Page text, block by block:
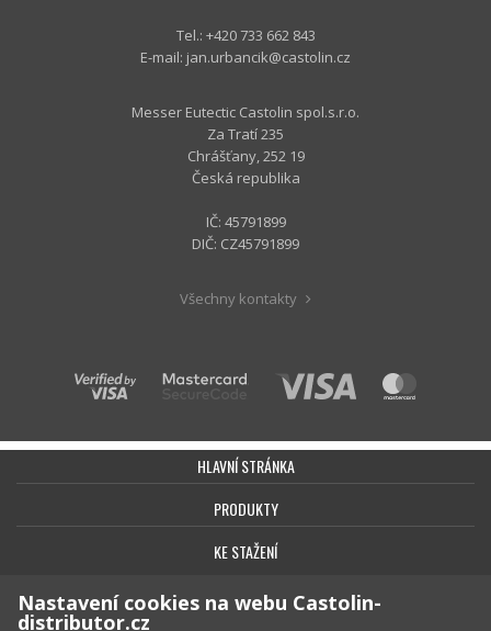
Tel.: +420 733 662 843
E-mail: jan.urbancik@castolin.cz
Messer Eutectic Castolin spol.s.r.o.
Za Tratí 235
Chrášťany, 252 19
Česká republika
IČ: 45791899
DIČ: CZ45791899
Všechny kontakty
HLAVNÍ STRÁNKA
PRODUKTY
KE STAŽENÍ
BEZPEČNOST
Nastavení cookies na webu Castolin-
distributor.cz